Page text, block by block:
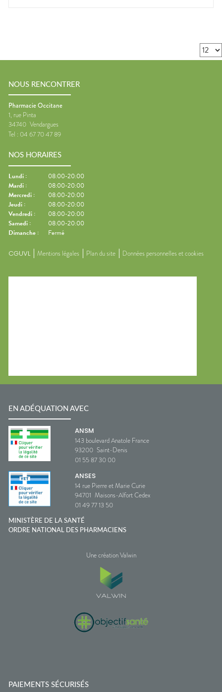
NOUS RENCONTRER
Pharmacie Occitane
1, rue Pinta
34740 Vendargues
Tel : 04 67 70 47 89
NOS HORAIRES
Lundi :
08:00-20:00
Mardi :
08:00-20:00
Mercredi :
08:00-20:00
Jeudi :
08:00-20:00
Vendredi :
08:00-20:00
Samedi :
08:00-20:00
Dimanche : Fermé
CGUVL Mentions légales Plan du site Données personnelles et cookies
EN ADÉQUATION AVEC
ANSM
143 boulevard Anatole France
93200 Saint-Denis
01 55 87 30 00
ANSES
14 rue Pierre et Marie Curie
94701 Maisons-Alfort Cedex
01 49 77 13 50
MINISTÈRE DE LA SANTÉ
ORDRE NATIONAL DES PHARMACIENS
Une création Valwin
PAIEMENTS SÉCURISÉS